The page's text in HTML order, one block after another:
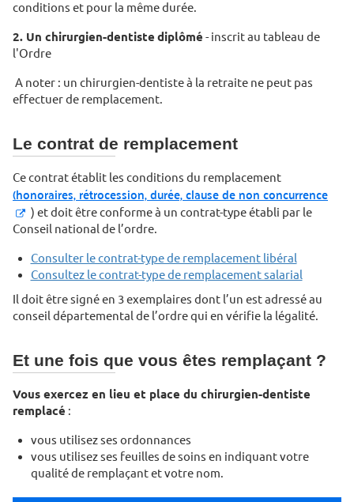
conditions et pour la même durée.
2. Un chirurgien-dentiste diplômé - inscrit au tableau de
l'Ordre
A noter : un chirurgien-dentiste à la retraite ne peut pas
effectuer de remplacement.
Le contrat de remplacement
Ce contrat établit les conditions du remplacement
(honoraires, rétrocession, durée, clause de non concurrence
) et doit être conforme à un contrat-type établi par le
Conseil national de l’ordre.
Consulter le contrat-type de remplacement libéral
Consultez le contrat-type de remplacement salarial
Il doit être signé en 3 exemplaires dont l’un est adressé au
conseil départemental de l’ordre qui en vérifie la légalité.
Et une fois que vous êtes remplaçant ?
Vous exercez en lieu et place du chirurgien-dentiste
remplacé :
vous utilisez ses ordonnances
vous utilisez ses feuilles de soins en indiquant votre
qualité de remplaçant et votre nom.